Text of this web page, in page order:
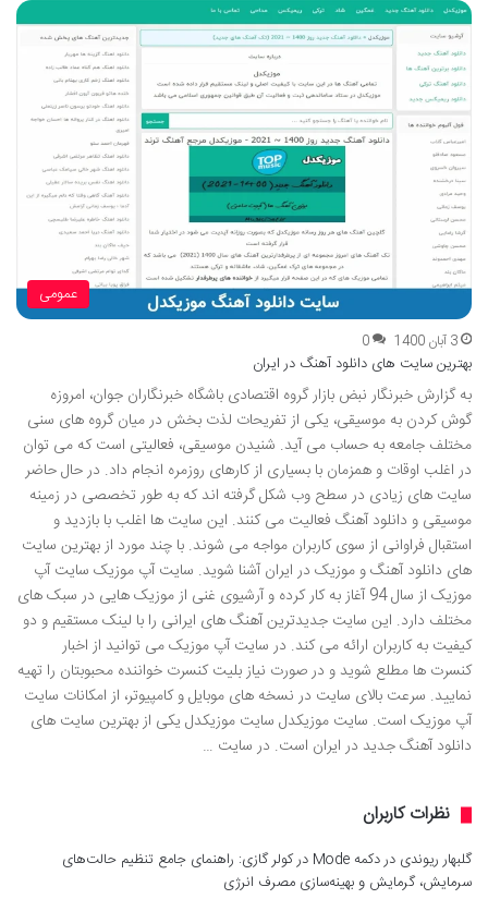
عمومی
3 آبان 1400 0
بهترین سایت های دانلود آهنگ در ایران
به گزارش خبرنگار نبض بازار گروه اقتصادی باشگاه خبرنگاران جوان، امروزه
گوش کردن به موسیقی، یکی از تفریحات لذت بخش در میان گروه های سنی
مختلف جامعه به حساب می آید. شنیدن موسیقی، فعالیتی است که می توان
در اغلب اوقات و همزمان با بسیاری از کارهای روزمره انجام داد. در حال حاضر
سایت های زیادی در سطح وب شکل گرفته اند که به طور تخصصی در زمینه
موسیقی و دانلود آهنگ فعالیت می کنند. این سایت ها اغلب با بازدید و
استقبال فراوانی از سوی کاربران مواجه می شوند. با چند مورد از بهترین سایت
های دانلود آهنگ و موزیک در ایران آشنا شوید. سایت آپ موزیک سایت آپ
موزیک از سال 94 آغاز به کار کرده و آرشیوی غنی از موزیک هایی در سبک های
مختلف دارد. این سایت جدیدترین آهنگ های ایرانی را با لینک مستقیم و دو
کیفیت به کاربران ارائه می کند. در سایت آپ موزیک می توانید از اخبار
کنسرت ها مطلع شوید و در صورت نیاز بلیت کنسرت خواننده محبوبتان را تهیه
نمایید. سرعت بالای سایت در نسخه های موبایل و کامپیوتر، از امکانات سایت
آپ موزیک است. سایت موزیکدل سایت موزیکدل یکی از بهترین سایت های
دانلود آهنگ جدید در ایران است. در سایت …
نظرات کاربران
گلبهار ریوندی در
دکمه Mode در کولر گازی: راهنمای جامع تنظیم حالت‌های
سرمایش، گرمایش و بهینه‌سازی مصرف انرژی